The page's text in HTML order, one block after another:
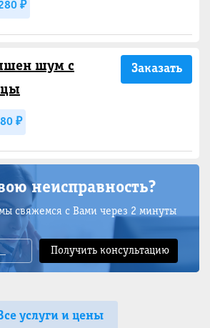
₽
шум с
₽
Заказать
неисправность?
свяжемся с Вами через 2 минуты
услуги и цены